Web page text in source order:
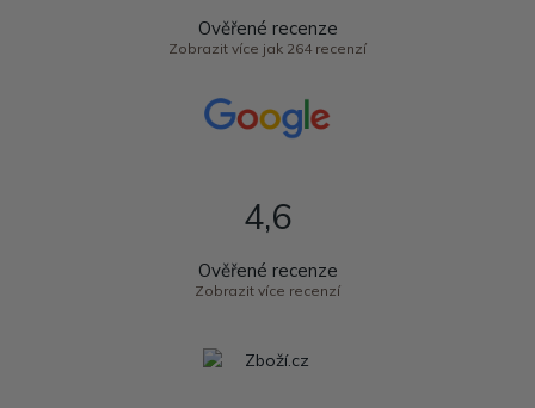
Ověřené recenze
Zobrazit více jak 264 recenzí
4,6
Ověřené recenze
Zobrazit více recenzí